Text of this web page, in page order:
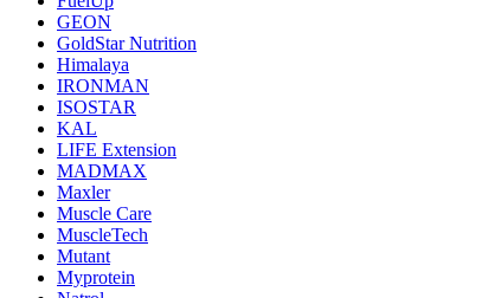
GEON
GoldStar Nutrition
Himalaya
IRONMAN
ISOSTAR
KAL
LIFE Extension
MADMAX
Maxler
Muscle Care
MuscleTech
Mutant
Myprotein